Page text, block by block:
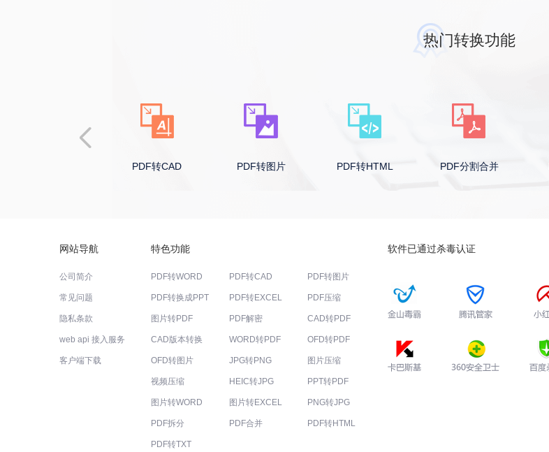
热门转换功能
PDF转CAD PDF转图片 PDF转HTML PDF分割合并
网站导航
公司简介
常见问题
隐私条款
web api 接入服务
客户端下载
特色功能
PDF转WORD PDF转CAD PDF转图片
PDF转换成PPT PDF转EXCEL PDF压缩
图片转PDF PDF解密 CAD转PDF
CAD版本转换 WORD转PDF OFD转PDF
OFD转图片 JPG转PNG 图片压缩
视频压缩 HEIC转JPG PPT转PDF
图片转WORD 图片转EXCEL PNG转JPG
PDF拆分 PDF合并 PDF转HTML
PDF转TXT
软件已通过杀毒认证